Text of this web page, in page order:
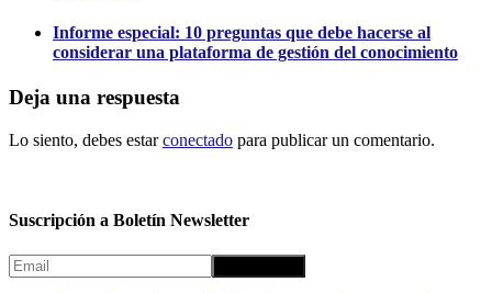
Informe especial: 10 preguntas que debe hacerse al
considerar una plataforma de gestión del conocimiento
Deja una respuesta
Lo siento, debes estarconectado para publicar un comentario.
Suscripción a Boletín Newsletter